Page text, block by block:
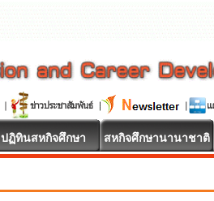
ปฏิทินสหกิจศึกษา สหกิจศึกษานานาชาติ